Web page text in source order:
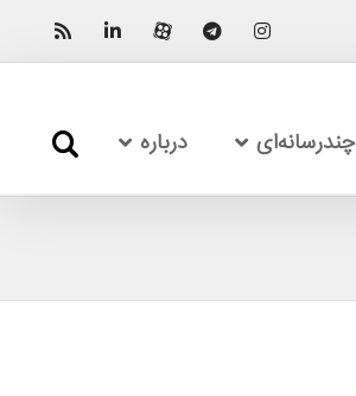
چندرسانه‌ای درباره